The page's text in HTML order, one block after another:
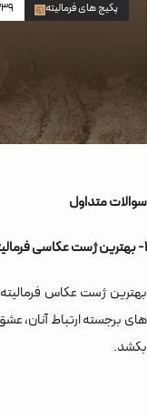
پکیج های فرمالیته
سوالات متداول
1- بهترین ژست عکاسی فرمالیته چه ویژگی هایی دارد؟
بهترین ژست عکاس
های برجسته ارتباط آنان،
بکشد.